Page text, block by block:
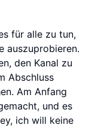
für alle zu tun,
auszuprobieren.
den Kanal zu
Abschluss
Am Anfang
und es
ich will keine